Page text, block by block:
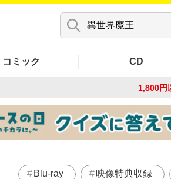
コミック CD
1,800円
Blu-ray 映像特典収録